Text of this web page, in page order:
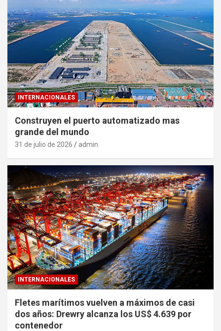
INTERNACIONALES
Construyen el puerto automatizado mas
grande del mundo
31 de julio de 2026 admin
INTERNACIONALES
Fletes marítimos vuelven a máximos de casi
dos años: Drewry alcanza los US$ 4.639 por
contenedor